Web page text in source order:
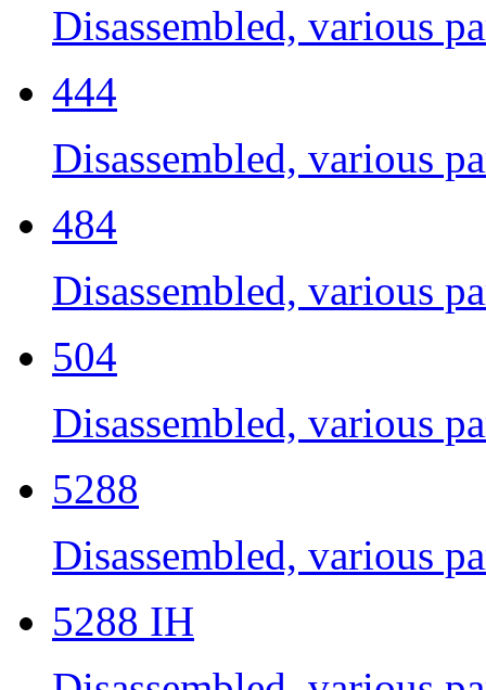
Disassembled, various
444
Disassembled, various
484
Disassembled, various
504
Disassembled, various
5288
Disassembled, various
5288 IH